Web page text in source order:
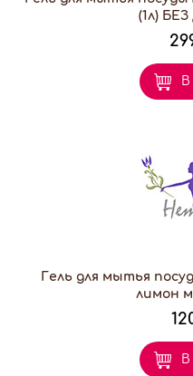
(1л)
В
Гель для мытья
лимон
В